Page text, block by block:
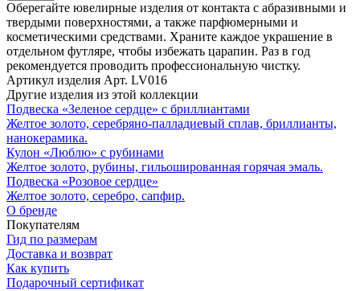
Оберегайте ювелирные изделия от контакта с абразивными и
твердыми поверхностями, а также парфюмерными и
косметическими средствами. Храните каждое украшение в
отдельном футляре, чтобы избежать царапин. Раз в год
рекомендуется проводить профессиональную чистку.
Артикул изделия Арт. LV016
Другие изделия из этой коллекции
Подвеска «Зеленое сердце» с бриллиантами
Желтое золото, серебряно-палладиевый сплав, бриллианты,
нанокерамика.
Кулон «Люблю» с рубинами
Желтое золото, рубины, гильошированная горячая эмаль.
Подвеска «Розовое сердце»
Желтое золото, серебро, сапфир.
О бренде
Покупателям
Гид по размерам
Доставка и возврат
Как купить
Подарочный сертификат